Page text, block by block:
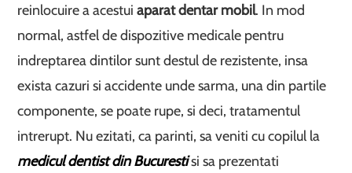
reinlocuire a acestuiaparat dentar mobil. In mod
normal, astfel de dispozitive medicale pentru
indreptarea dintilor sunt destul de rezistente, insa
exista cazuri si accidente unde sarma, una din partile
componente, se poate rupe, si deci, tratamentul
intrerupt. Nu ezitati, ca parinti, sa veniti cu copilul la
medicul dentist din Bucurestisi sa prezentati